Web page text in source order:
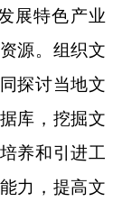
展特色产业
源。组织文
探讨当地文
库，挖掘文
养和引进工
力，提高文